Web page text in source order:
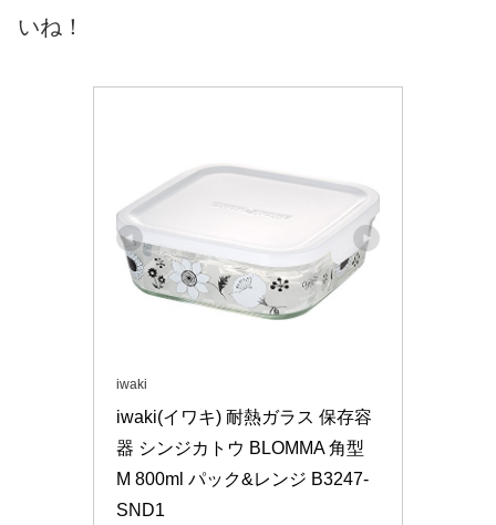
いね！
iwaki
iwaki(イワキ) 耐熱ガラス 保存容
器 シンジカトウ BLOMMA 角型
M 800ml パック&レンジ B3247-
SND1